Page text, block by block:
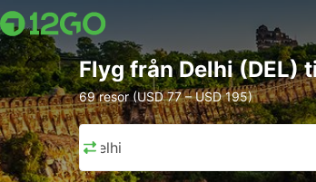
Flyg från Delhi (DEL)
69 resor (USD 77 – USD 195)
Delhi